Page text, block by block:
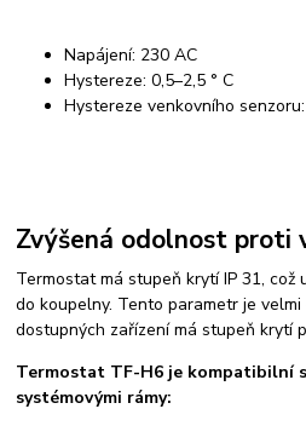
Napájení: 230 AC
Hystereze: 0,5–2,5 ° C
Hystereze venkovního
Zvýšená odolnost proti
Termostat má stupeň krytí IP 31, což
do koupelny. Tento parametr je
dostupných zařízení má stupeň krytí
Termostat TF-H6 je kompatibilní
systémovými rámy: